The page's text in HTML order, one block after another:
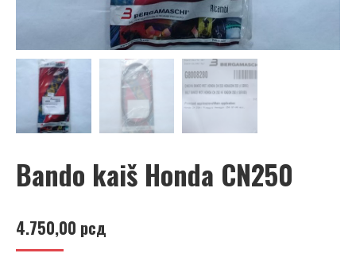
Bando kaiš Honda CN250
4.750,00 рсд